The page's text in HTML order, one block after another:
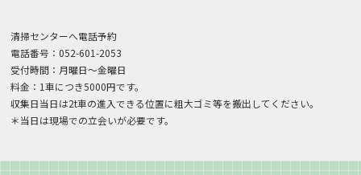
清掃センターへ電話予約
電話番号：052-601-2053
受付時間：月曜日～金曜日
料金：1車につき5000円です。
収集日当日は2t車の進入できる位置に粗大ゴミ等を搬出してください。
＊当日は現場での立会いが必要です。